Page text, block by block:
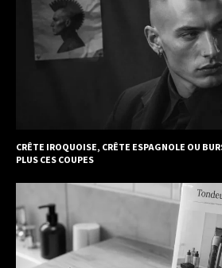
CRÊTE IROQUOISE, CRÊTE ESPAGNOLE OU
PLUS CES COUPES